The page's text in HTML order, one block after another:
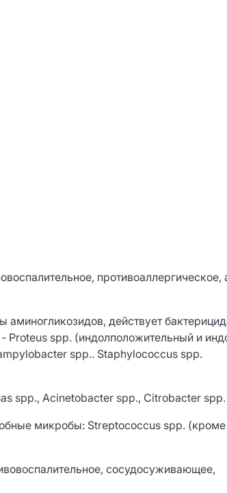
противоаллергическое,
аминогликозидов, действует
spp. (индолположительный и
spp.. Staphylococcus spp.
spp., Acinetobacter spp., Citrobacter spp.
микробы: Streptococcus spp.
сосудосуживающее,